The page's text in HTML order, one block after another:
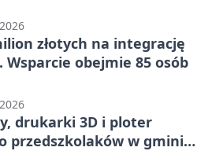
złotych na integrację
Wsparcie obejmie 85 osób
drukarki 3D i ploter
przedszkolaków w gminie